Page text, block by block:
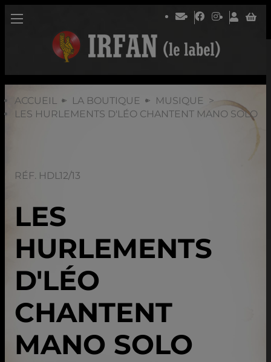
ACCUEIL LA BOUTIQUE
MUSIQUE
LES HURLEMENTS D'LÉO CHANTENT MANO SOLO
RÉF. HDL12/13
LES
HURLEMENTS
D'LÉO
CHANTENT
MANO SOLO